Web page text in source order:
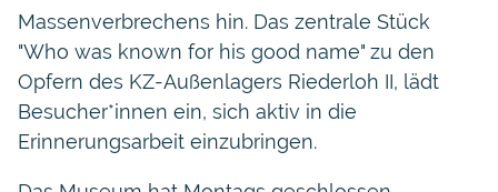
Massenverbrechens hin. Das zentrale Stück
"Who was known for his good name" zu den
Opfern des KZ-Außenlagers Riederloh II, lädt
Besucher*innen ein, sich aktiv in die
Erinnerungsarbeit einzubringen.